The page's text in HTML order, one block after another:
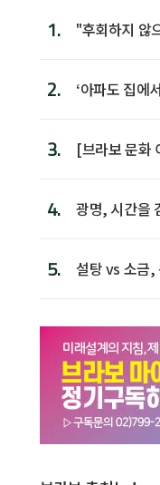
1.
"후회하지 않
2.
‘아파도 집에
3.
[브라보 문화
4. 광명, 시간을
5. 설탕 vs 소금,